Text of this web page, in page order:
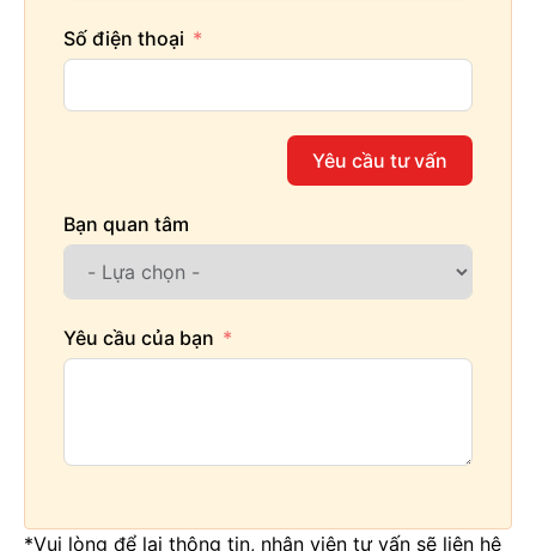
Số điện thoại
Yêu cầu tư vấn
Bạn quan tâm
Yêu cầu của bạn
*Vui lòng để lại thông tin, nhân viên tư vấn sẽ liên hệ